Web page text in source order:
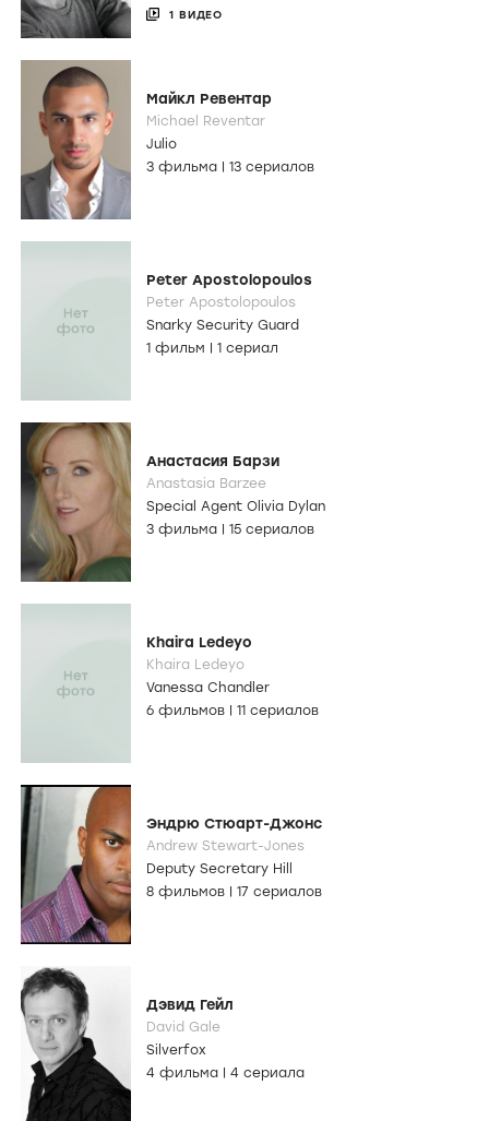
1 ВИДЕО
Майкл Ревентар
Michael Reventar
Julio
3 фильма
13 сериалов
Peter Apostolopoulos
Peter Apostolopoulos
Snarky Security Guard
1 фильм
1 сериал
Анастасия Барзи
Anastasia Barzee
Special Agent Olivia Dylan
3 фильма
15 сериалов
Khaira Ledeyo
Khaira Ledeyo
Vanessa Chandler
6 фильмов
11 сериалов
Эндрю Стюарт-Джонс
Andrew Stewart-Jones
Deputy Secretary Hill
8 фильмов
17 сериалов
Дэвид Гейл
David Gale
Silverfox
4 фильма
4 сериала